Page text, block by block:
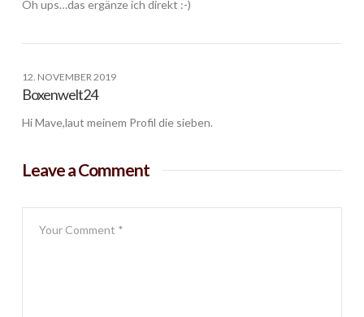
Oh ups…das ergänze ich direkt :-)
12. NOVEMBER 2019
Boxenwelt24
Hi Mave,laut meinem Profil die sieben.
Leave a Comment